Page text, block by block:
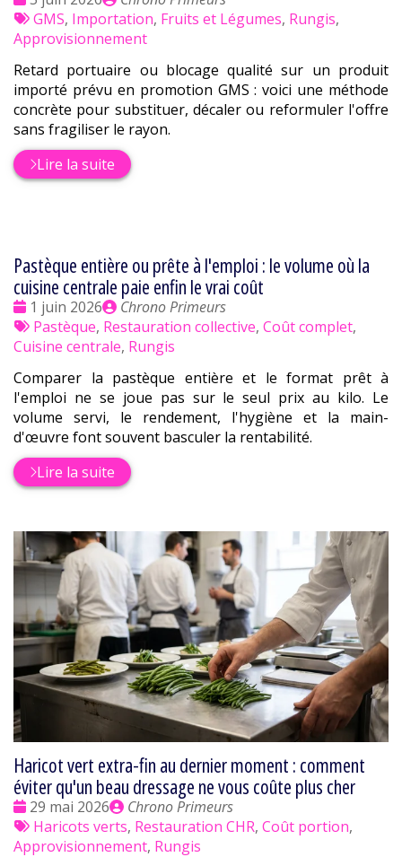
:
par
Tags
:
GMS, Importation, Fruits et Légumes, Rungis,
Approvisionnement
Retard portuaire ou blocage qualité sur un produit
importé prévu en promotion GMS : voici une méthode
concrète pour substituer, décaler ou reformuler l'offre
sans fragiliser le rayon.
Lire la suite
Pastèque entière ou prête à l'emploi : le volume où la
cuisine centrale paie enfin le vrai coût
Date
:
1 juin 2026
Publié
par
Chrono Primeurs
Tags
:
Pastèque, Restauration collective, Coût complet,
Cuisine centrale, Rungis
Comparer la pastèque entière et le format prêt à
l'emploi ne se joue pas sur le seul prix au kilo. Le
volume servi, le rendement, l'hygiène et la main-
d'œuvre font souvent basculer la rentabilité.
Lire la suite
Haricot vert extra-fin au dernier moment : comment
éviter qu'un beau dressage ne vous coûte plus cher
Date
:
29 mai 2026
Publié
par
Chrono Primeurs
Tags
:
Haricots verts, Restauration CHR, Coût portion,
Approvisionnement, Rungis